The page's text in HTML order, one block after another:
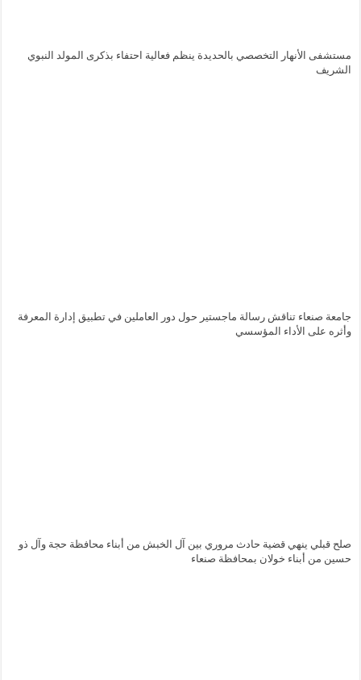
مستشفى الأنهار التخصصي بالحديدة ينظم فعالية احتفاء بذكرى المولد النبوي
الشريف
جامعة صنعاء تناقش رسالة ماجستير حول دور العاملين في تطبيق إدارة المعرفة
وأثره على الأداء المؤسسي
صلح قبلي ينهي قضية حادث مروري بين آل الخبش من أبناء محافظة حجة وآل ذو
حسين من أبناء خولان بمحافظة صنعاء